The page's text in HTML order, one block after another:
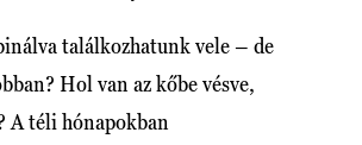
találkozhatunk vele – de
Hol van az kőbe vésve,
A téli hónapokban